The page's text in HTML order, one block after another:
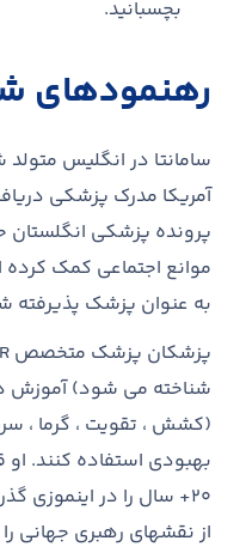
بچسبانید.
رهنمودهای
سامانتا در انگلیس متولد
آمریکا مدرک پزشکی
پرونده پزشکی انگلستان
موانع اجتماعی کمک
به عنوان پزشک پذیرفته
شناخته می شود) آموزش
(کشش ، تقویت ، گرما ،
بهبودی استفاده کنند. او
20+ سال را در اینموزی
از نقشهای رهبری جهانی